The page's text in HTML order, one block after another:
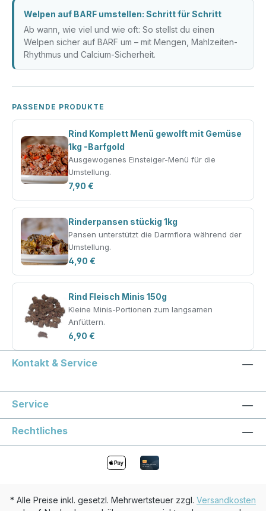
Welpen auf BARF umstellen: Schritt für Schritt
Ab wann, wie viel und wie oft: So stellst du einen
Welpen sicher auf BARF um – mit Mengen, Mahlzeiten-
Rhythmus und Calcium-Sicherheit.
PASSENDE PRODUKTE
Rind Komplett Menü gewolft mit Gemüse
1kg -Barfgold
Ausgewogenes Einsteiger-Menü für die
Umstellung.
7,90 €
Rinderpansen stückig 1kg
Pansen unterstützt die Darmflora während der
Umstellung.
4,90 €
Rind Fleisch Minis 150g
Kleine Minis-Portionen zum langsamen
Anfüttern.
6,90 €
Kontakt & Service
Service
Rechtliches
* Alle Preise inkl. gesetzl. Mehrwertsteuer zzgl. Versandkosten